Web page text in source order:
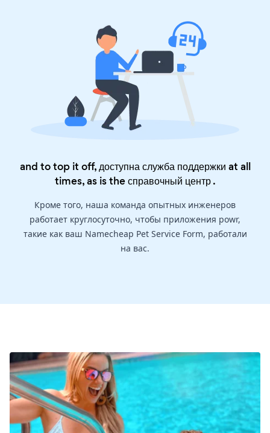
and to top it off, доступна служба поддержки at all
times, as is theсправочный центр.
Кроме того, наша команда опытных инженеров
работает круглосуточно, чтобы приложения powr,
такие как ваш Namecheap Pet Service Form, работали
на вас.